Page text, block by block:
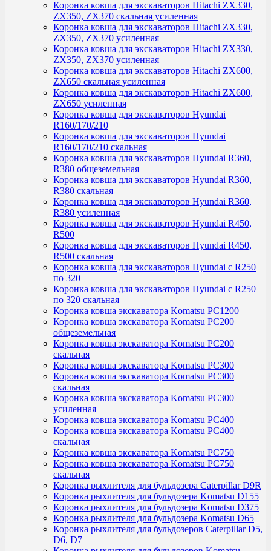
Коронка ковша для экскаваторов Hitachi ZX330,
ZX350, ZX370 скальная усиленная
Коронка ковша для экскаваторов Hitachi ZX330,
ZX350, ZX370 усиленная
Коронка ковша для экскаваторов Hitachi ZX330,
ZX350, ZX370 усиленная
Коронка ковша для экскаваторов Hitachi ZX600,
ZX650 скальная усиленная
Коронка ковша для экскаваторов Hitachi ZX600,
ZX650 усиленная
Коронка ковша для экскаваторов Hyundai
R160/170/210
Коронка ковша для экскаваторов Hyundai
R160/170/210 скальная
Коронка ковша для экскаваторов Hyundai R360,
R380 общеземельная
Коронка ковша для экскаваторов Hyundai R360,
R380 скальная
Коронка ковша для экскаваторов Hyundai R360,
R380 усиленная
Коронка ковша для экскаваторов Hyundai R450,
R500
Коронка ковша для экскаваторов Hyundai R450,
R500 скальная
Коронка ковша для экскаваторов Hyundai с R250
по 320
Коронка ковша для экскаваторов Hyundai с R250
по 320 скальная
Коронка ковша экскаватора Komatsu PC1200
Коронка ковша экскаватора Komatsu PC200
общеземельная
Коронка ковша экскаватора Komatsu PC200
скальная
Коронка ковша экскаватора Komatsu PC300
Коронка ковша экскаватора Komatsu PC300
скальная
Коронка ковша экскаватора Komatsu PC300
усиленная
Коронка ковша экскаватора Komatsu PC400
Коронка ковша экскаватора Komatsu PC400
скальная
Коронка ковша экскаватора Komatsu PC750
Коронка ковша экскаватора Komatsu PC750
скальная
Коронка рыхлителя для бульдозера Caterpillar D9R
Коронка рыхлителя для бульдозера Komatsu D155
Коронка рыхлителя для бульдозера Komatsu D375
Коронка рыхлителя для бульдозера Komatsu D65
Коронка рыхлителя для бульдозеров Caterpillar D5,
D6, D7